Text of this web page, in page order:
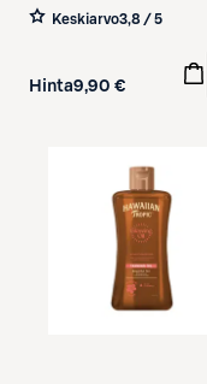
Keskiarvo3,8 / 5
Hinta9,90 €